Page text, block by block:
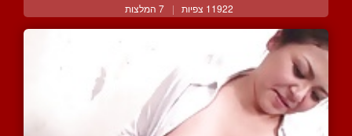
11922 צפיות | 7 המלצות